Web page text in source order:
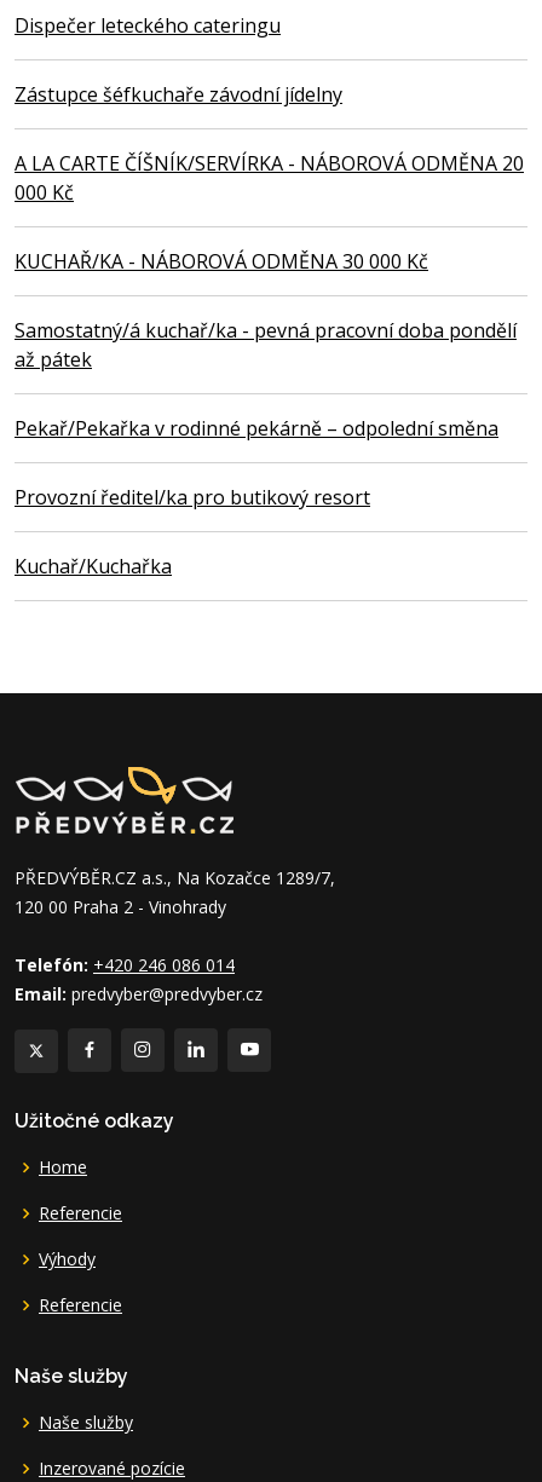
Dispečer leteckého cateringu
Zástupce šéfkuchaře závodní jídelny
A LA CARTE ČÍŠNÍK/SERVÍRKA - NÁBOROVÁ ODMĚNA 20
000 Kč
KUCHAŘ/KA - NÁBOROVÁ ODMĚNA 30 000 Kč
Samostatný/á kuchař/ka - pevná pracovní doba pondělí
až pátek
Pekař/Pekařka v rodinné pekárně – odpolední směna
Provozní ředitel/ka pro butikový resort
Kuchař/Kuchařka
PŘEDVÝBĚR.CZ a.s., Na Kozačce 1289/7,
120 00 Praha 2 - Vinohrady
Telefón: +420 246 086 014
Email: predvyber@predvyber.cz
Užitočné odkazy
Home
Referencie
Výhody
Referencie
Naše služby
Naše služby
Inzerované pozície